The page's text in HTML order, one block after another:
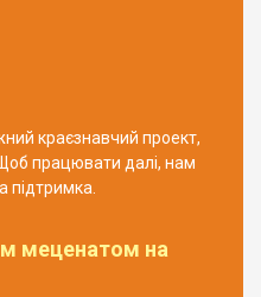
краєзнавчий проект,
працювати далі, нам
підтримка.
меценатом на